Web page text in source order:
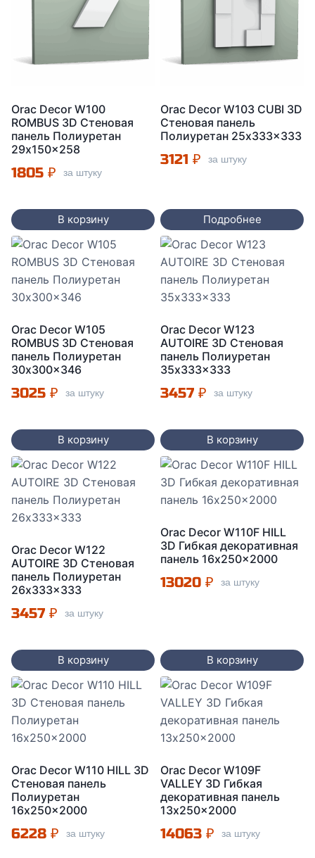
Orac Decor W100
ROMBUS 3D Стеновая
панель Полиуретан
29x150x258
1805 ₽ за штуку
В корзину
Orac Decor W103 CUBI 3D
Стеновая панель
Полиуретан 25x333x333
3121 ₽ за штуку
Подробнее
Orac Decor W105
ROMBUS 3D Стеновая
панель Полиуретан
30x300x346
3025 ₽ за штуку
В корзину
Orac Decor W123
AUTOIRE 3D Стеновая
панель Полиуретан
35x333x333
3457 ₽ за штуку
В корзину
Orac Decor W122
AUTOIRE 3D Стеновая
панель Полиуретан
26x333x333
3457 ₽ за штуку
В корзину
Orac Decor W110F HILL
3D Гибкая декоративная
панель 16x250x2000
13020 ₽ за штуку
В корзину
Orac Decor W110 HILL 3D
Стеновая панель
Полиуретан
16x250x2000
6228 ₽ за штуку
Orac Decor W109F
VALLEY 3D Гибкая
декоративная панель
13x250x2000
14063 ₽ за штуку